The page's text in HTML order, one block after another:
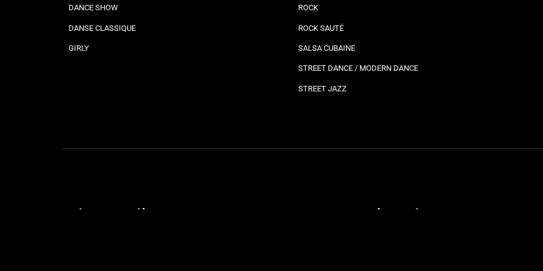
DANCE SHOW
DANSE CLASSIQUE
GIRLY
ROCK
ROCK SAUTÉ
SALSA CUBAINE
STREET DANCE / MODERN DANCE
STREET JAZZ
Liens utiles Plannings